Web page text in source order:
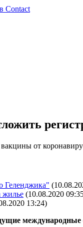
Contaсt
Геленджика"
жилье (10.08.2020
13:24)